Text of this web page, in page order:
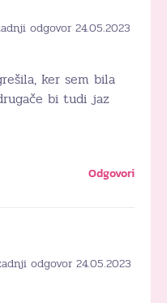
odgovor 24.05.2023
ker sem bila
bi tudi jaz
Odgovori
odgovor 24.05.2023